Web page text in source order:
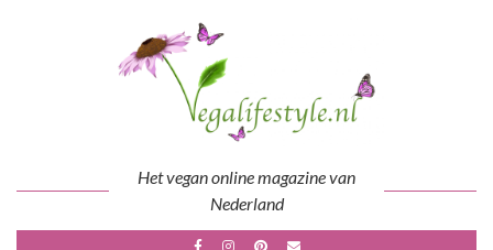
Het vegan online magazine van
Nederland